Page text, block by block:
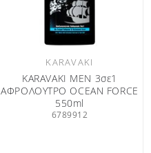
KARAVAKI
KARAVAKI MEN 3σε1
ΑΦΡΟΛΟΥΤΡΟ OCEAN FORCE
550ml
6789912